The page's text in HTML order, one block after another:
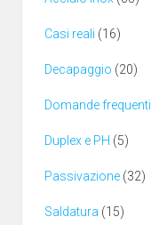
Casi reali (16)
Decapaggio (20)
Domande frequenti
Duplex e PH (5)
Passivazione (32)
Saldatura (15)